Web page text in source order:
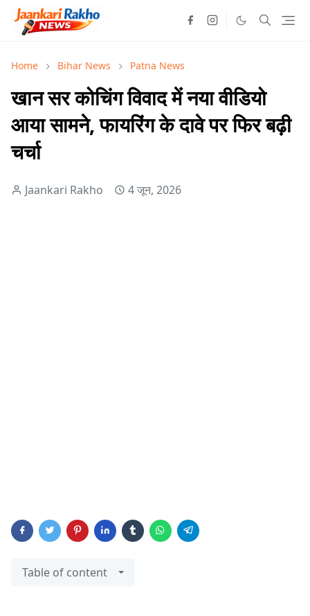
Home Bihar News Patna News
खान सर कोचिंग विवाद में नया वीडियो
आया सामने, फायरिंग के दावे पर फिर बढ़ी
चर्चा
Jaankari Rakho 4 जून, 2026
Table of content